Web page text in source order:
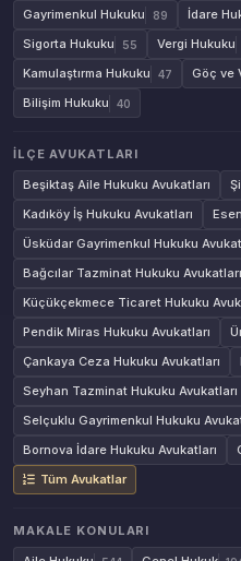
Gayrimenkul Hukuku 89 İdare
Sigorta Hukuku 55 Vergi Hukuku
Kamulaştırma Hukuku 47 Göç ve
Bilişim Hukuku 40
İLÇE AVUKATLARI
Beşiktaş Aile Hukuku Avukatları
Kadıköy İş Hukuku Avukatları
Üsküdar Gayrimenkul Hukuku
Bağcılar Tazminat Hukuku Avukatları
Küçükçekmece Ticaret Hukuku
Pendik Miras Hukuku Avukatları
Çankaya Ceza Hukuku Avukatları
Seyhan Tazminat Hukuku Avukatları
Selçuklu Gayrimenkul Hukuku
Bornova İdare Hukuku Avukatları
Tüm Avukatlar
MAKALE KONULARI